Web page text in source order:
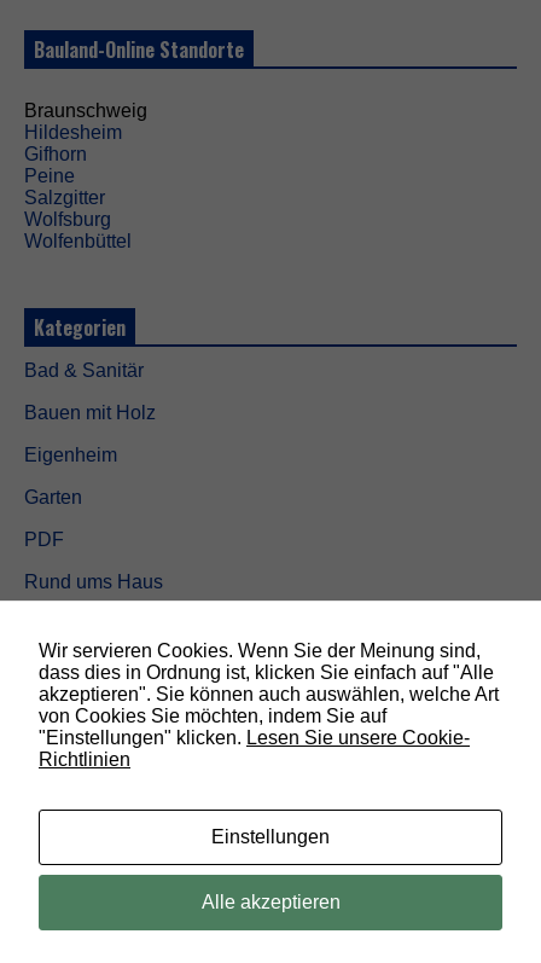
Bauland-Online Standorte
Braunschweig
Hildesheim
Gifhorn
Peine
Salzgitter
Wolfsburg
Wolfenbüttel
Kategorien
Bad & Sanitär
Bauen mit Holz
Eigenheim
Garten
PDF
Rund ums Haus
Sicherheit
SUCHEN
© 2019 Bauland Magazin Braunschweig, Peine & Wolfsburg. All rights
Wir servieren Cookies. Wenn Sie der Meinung sind,
dass dies in Ordnung ist, klicken Sie einfach auf "Alle
akzeptieren". Sie können auch auswählen, welche Art
von Cookies Sie möchten, indem Sie auf
"Einstellungen" klicken. Lesen Sie unsere Cookie-
Richtlinien
Einstellungen
Alle akzeptieren
t
w
e
n
d
i
g